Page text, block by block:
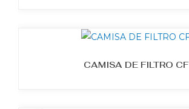
CAMISA DE FILTRO CF